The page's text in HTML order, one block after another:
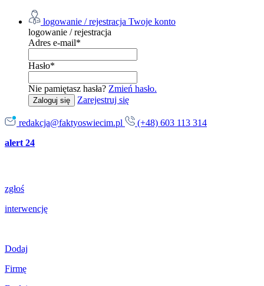
logowanie / rejestracja Twoje konto
logowanie / rejestracja
Adres e-mail*
Hasło*
Nie pamiętasz hasła? Zmień hasło.
Zaloguj się Zarejestruj się
redakcja@faktyoswiecim.pl
(+48) 603 113 314
alert 24
zgłoś
interwencję
Dodaj
Firmę